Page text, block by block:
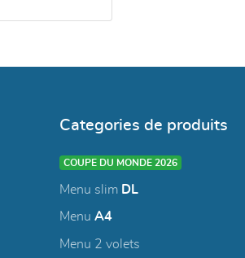
Categories de produits
COUPE DU MONDE 2026
Menu slim DL
Menu A4
Menu 2 volets